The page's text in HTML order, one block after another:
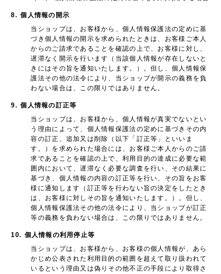
8. 個人情報の開示
当ショップは、お客様から、個人情報保護法の定めに基
づき個人情報の開示を求められたときは、お客様ご本人
からのご請求であることを確認の上で、お客様に対し、
遅滞なく開示を行います（当該個人情報が存在しないと
きにはその旨を通知いたします。）。但し、個人情報保
護法その他の法令により、当ショップが開示の義務を負
わない場合は、この限りではありません。
9. 個人情報の訂正等
当ショップは、お客様から、個人情報が真実でないとい
う理由によって、個人情報保護法の定めに基づきその内
容の訂正、追加又は削除（以下「訂正等」といいま
す。）を求められた場合には、お客様ご本人からのご請
求であることを確認の上で、利用目的の達成に必要な範
囲内において、遅滞なく必要な調査を行い、その結果に
基づき、個人情報の内容の訂正等を行い、その旨をお客
様に通知します（訂正等を行わない旨の決定をしたとき
は、お客様に対しその旨を通知いたします。）。但し、
個人情報保護法その他の法令により、当ショップが訂正
等の義務を負わない場合は、この限りではありません。
10. 個人情報の利用停止等
当ショップは、お客様から、お客様の個人情報が、あら
かじめ公表された利用目的の範囲を超えて取り扱われて
いるという理由又は偽りその他不正の手段により取得さ